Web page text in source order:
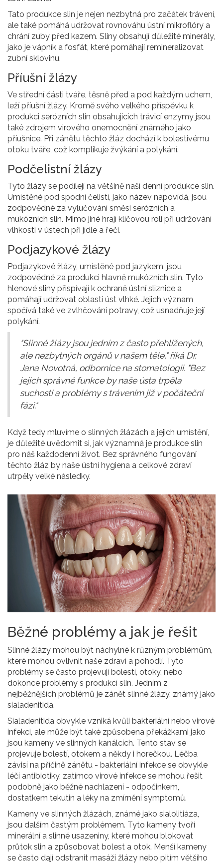
Tato produkce slin je nejen nezbytná pro začátek trávení,
ale také pomáhá udržovat rovnováhu ústní mikroflóry a
chrání zuby před kazem. Sliny obsahují důležité minerály,
jako je vápník a fosfát, které pomáhají remineralizovat
zubní sklovinu.
Příušní žlázy
Ve střední části tváře, těsně před a pod každým uchem,
leží příušní žlázy. Kromě svého velkého příspěvku k
produkci serózních slin obsahujících trávicí enzymy jsou
také zdrojem virového onemocnění známého jako
příušnice. Při zánětu těchto žláz dochází k bolestivému
otoku tváře, což komplikuje žvýkání a polykání.
Podčelistní žlázy
Tyto žlázy se podílejí na většině naší denní produkce slin.
Umístěné pod spodní čelistí, jako název napovídá, jsou
zodpovědné za vylučování směsi serózních a
mukózních slin. Mimo jiné hrají klíčovou roli při udržování
vlhkosti v ústech při jídle a řeči.
Podjazykové žlázy
Podjazykové žlázy, umístěné pod jazykem, jsou
zodpovědné za produkci hlavně mukózních slin. Tyto
hlenové sliny přispívají k ochraně ústní sliznice a
pomáhají udržovat oblasti úst vlhké. Jejich význam
spočívá také ve zvlhčování potravy, což usnadňuje její
polykání.
"Slinné žlázy jsou jedním z často přehlížených,
ale nezbytných orgánů v našem těle," říká Dr.
Jana Novotná, odbornice na stomatologii. "Bez
jejich správné funkce by naše ústa trpěla
suchostí a problémy s trávením již v počáteční
fázi."
Když tedy mluvíme o slinných žlázách a jejich umístění,
je důležité uvědomit si, jak významná je produkce slin
pro náš každodenní život. Bez správného fungování
těchto žláz by naše ústní hygiena a celkové zdraví
utrpěly velké následky.
Běžné problémy a jak je řešit
Slinné žlázy mohou být náchylné k různým problémům,
které mohou ovlivnit naše zdraví a pohodlí. Tyto
problémy se často projevují bolestí, otoky, nebo
dokonce problémy s produkcí slin. Jedním z
nejběžnějších problémů je zánět slinné žlázy, známý jako
sialadenitida.
Sialadenitida obvykle vzniká kvůli bakteriální nebo virové
infekci, ale může být také způsobena překážkami jako
jsou kameny ve slinných kanálcích. Tento stav se
projevuje bolestí, otokem a někdy i horečkou. Léčba
závisí na příčině zánětu - bakteriální infekce se obvykle
léčí antibiotiky, zatímco virové infekce se mohou řešit
podobně jako běžné nachlazení - odpočinkem,
dostatkem tekutin a léky na zmírnění symptomů.
Kameny ve slinných žlázách, známé jako sialolitiáza,
jsou dalším častým problémem. Tyto kameny tvoří
minerální a slinné usazeniny, které mohou blokovat
průtok slin a způsobovat bolest a otok. Menší kameny
se často dají odstranit masáží žlázy nebo pitím většího